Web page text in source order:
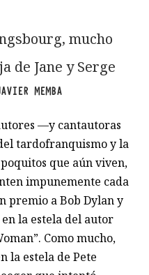
mucho
de Jane y Serge
MEMBA
—y cantautoras
tardofranquismo y la
que aún viven,
impunemente cada
premio a Bob Dylan y
la estela del autor
Como mucho,
la estela de Pete